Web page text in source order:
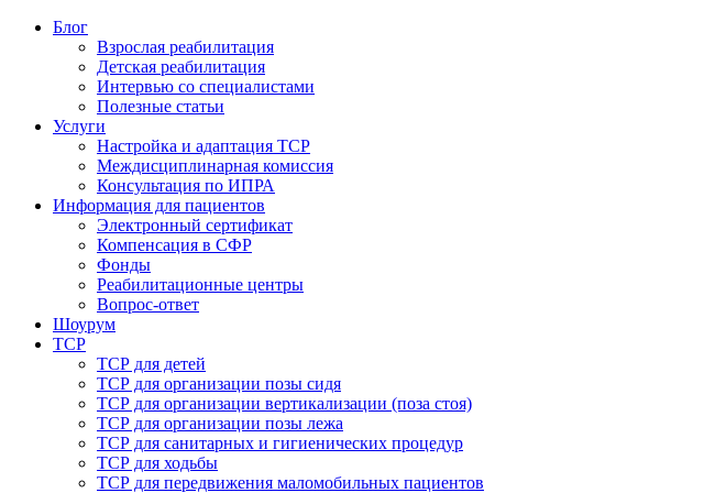
Блог
Взрослая реабилитация
Детская реабилитация
Интервью со специалистами
Полезные статьи
Услуги
Настройка и адаптация ТСР
Междисциплинарная комиссия
Консультация по ИПРА
Информация для пациентов
Электронный сертификат
Компенсация в СФР
Фонды
Реабилитационные центры
Вопрос-ответ
Шоурум
ТСР
ТСР для детей
ТСР для организации позы сидя
ТСР для организации вертикализации (поза стоя)
ТСР для организации позы лежа
ТСР для санитарных и гигиенических процедур
ТСР для ходьбы
ТСР для передвижения маломобильных пациентов